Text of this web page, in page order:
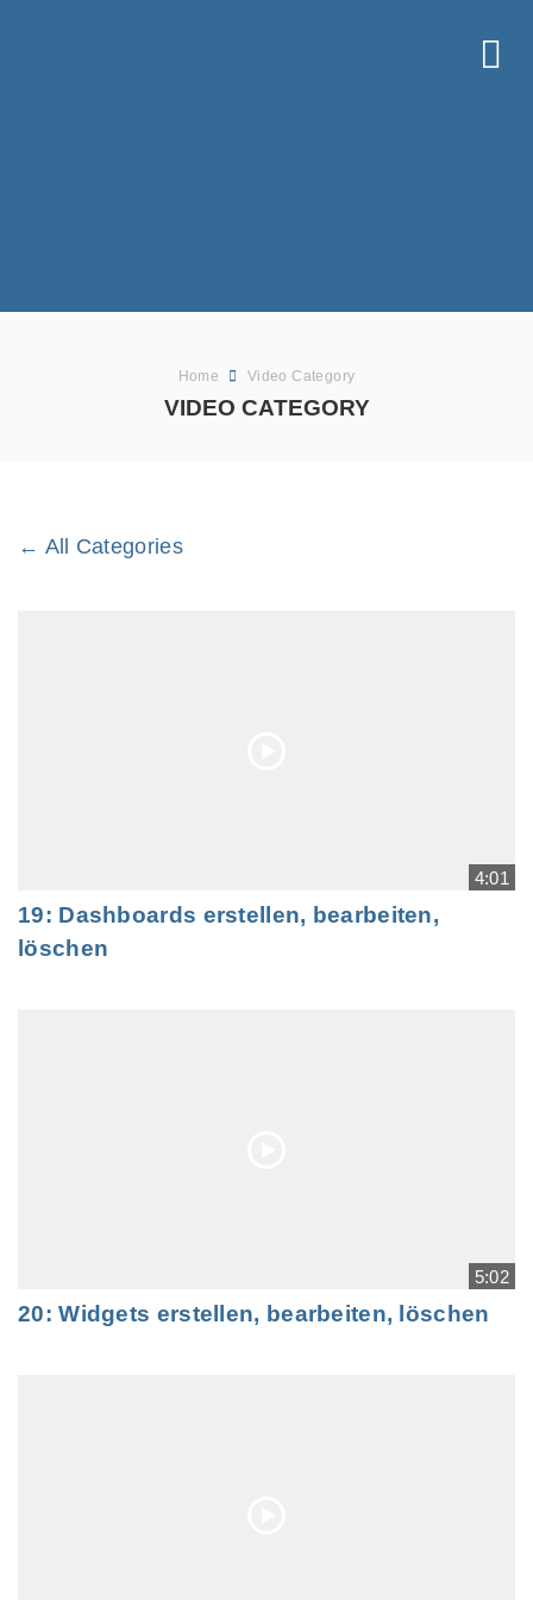
Home Video Category
VIDEO CATEGORY
← All Categories
4:01
19: Dashboards erstellen, bearbeiten,
löschen
5:02
20: Widgets erstellen, bearbeiten, löschen